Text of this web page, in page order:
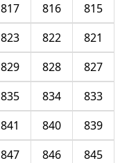
815
816
817
821
822
823
827
828
829
833
834
835
839
840
841
845
846
847